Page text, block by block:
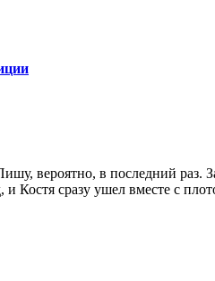
вероятно, в последний
Костя сразу ушел вместе с